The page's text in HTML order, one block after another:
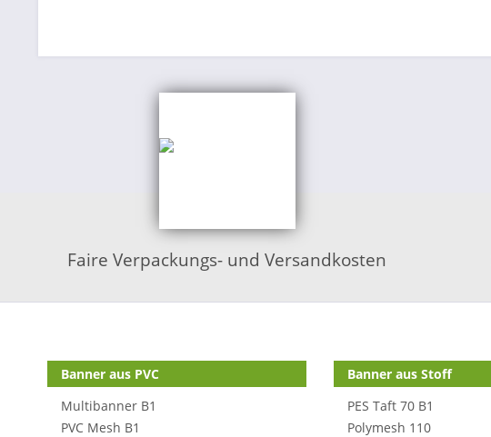
Faire Verpackungs- und Versandkosten
Banner aus PVC
Multibanner B1
PVC Mesh B1
Banner aus Stoff
PES Taft 70 B1
Polymesh 110